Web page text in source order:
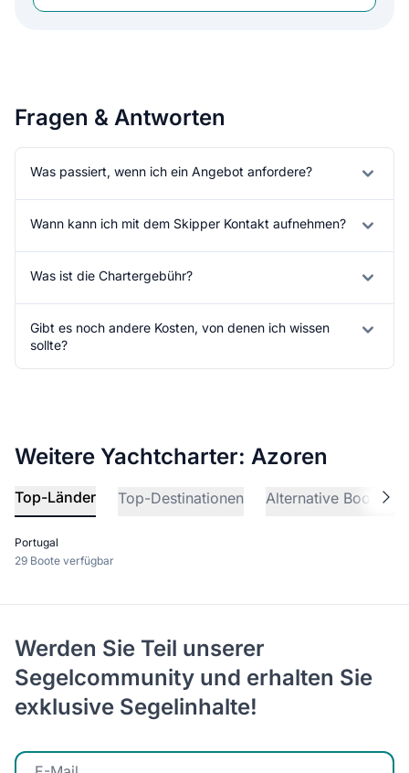
Fragen & Antworten
Was passiert, wenn ich ein Angebot anfordere?
Wann kann ich mit dem Skipper Kontakt aufnehmen?
Was ist die Chartergebühr?
Gibt es noch andere Kosten, von denen ich wissen
sollte?
Weitere Yachtcharter: Azoren
Top-Länder Top-Destinationen Alternative
Portugal
29 Boote verfügbar
Werden Sie Teil unserer
Segelcommunity und erhalten Sie
exklusive Segelinhalte!
E-Mail eingeben